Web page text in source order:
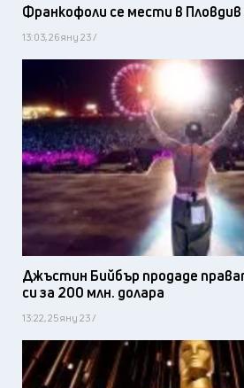
Франкофоли се мести в Пловдив
13:03, 26 яну 23 /
Джъстин Бийбър продаде
си за 200 млн. долара
13:22, 25 яну 23 /